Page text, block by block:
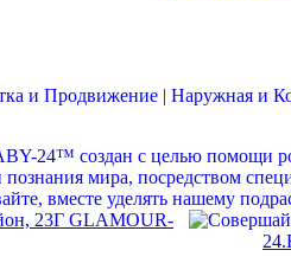
23Г GLAMOUR-